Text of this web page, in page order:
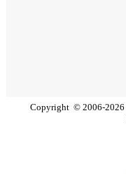
Copyright © 2006-2026